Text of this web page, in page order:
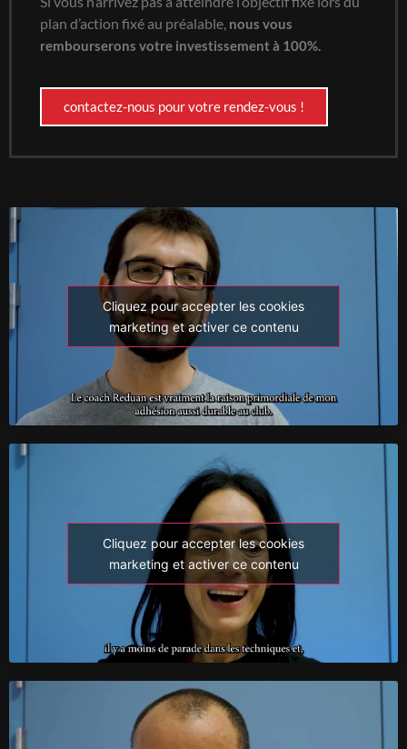
plan d’action fixé au préalable, nous vous
rembourserons votre investissement à 100%.
contactez-nous pour votre rendez-vous !
Cliquez pour accepter les cookies
marketing et activer ce contenu
Cliquez pour accepter les cookies
marketing et activer ce contenu